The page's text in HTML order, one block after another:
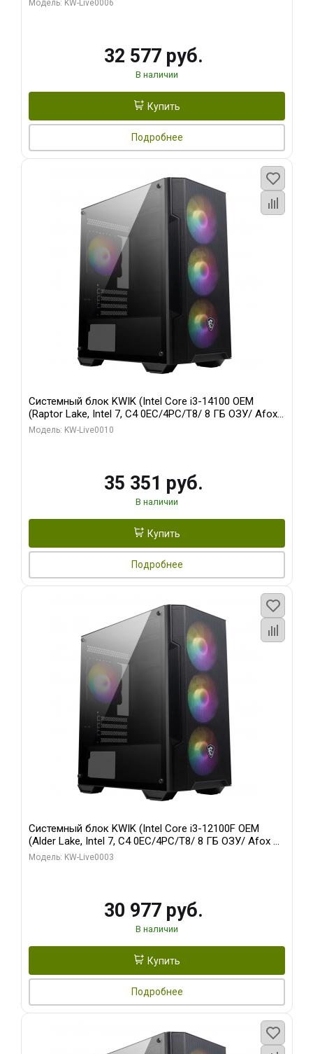
Модель: KW-Live0006
32 577 руб.
В наличии
Купить
Подробнее
Системный блок KWIK (Intel Core i3-14100 OEM
(Raptor Lake, Intel 7, C4 0EC/4PC/T8/ 8 ГБ ОЗУ/ Afox
R5 220 1GB DDR3 64bit VGA DVI HDMI 1FAN LP RTL /
Модель: KW-Live0010
35 351 руб.
В наличии
Купить
Подробнее
Системный блок KWIK (Intel Core i3-12100F OEM
(Alder Lake, Intel 7, C4 0EC/4PC/T8/ 8 ГБ ОЗУ/ Afox R5
220 1GB DDR3 64bit VGA DVI HDMI 1FAN LP RTL / 128
Модель: KW-Live0003
30 977 руб.
В наличии
Купить
Подробнее